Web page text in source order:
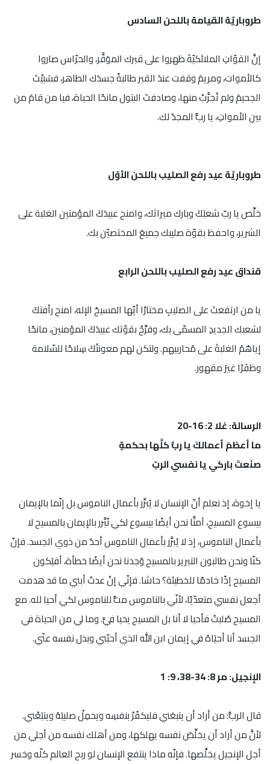
طروباريّة القيامة باللحن السادس
إنَّ القوّاتِ الملائكيّةَ ظهروا على قبرك الموَقَّر، والحرّاس صاروا
كالأموات، ومريمَ وقفت عندَ القبر طالبةً جسدَك الطاهر، فسَبيْتَ
الجحيمَ ولم تُجرَّبْ منها، وصادفتَ البتول مانحًا الحياة، فيا من قامَ من
بين الأمواتِ، يا ربُّ المجدُ لك.
طروباريّة عيد رفع الصليب باللحن الأوّل
خلِّص يا ربّ شعبَكَ وبارك ميراثك، وامنح عبيدَكَ المؤمنين الغلبة على
الشرير، واحفظ بقوّة صليبك جميعَ المختصيّن بك.
قنداق عيد رفع الصليب باللحن الرابع
يا من ارتفعتَ على الصليبِ مختارًا أيّها المسيحُ الإله، امنح رأفتكَ
لشعبك الجديدِ المسمّى بك، وفرِّحْ بقوّتك عبيدَكَ المؤمنين، مانحًا
إياهُمُ الغلبةَ على مُحاربيهم. ولتكن لهم معونتُكَ سِلاحًا للسّلامة
وظفَرًا غيرَ مقهور.
الرسالة: غلا 2: 16-20
ما أعظمَ أعمالكَ يا ربُّ كلَّها بحكمةٍ
صنَعتَ باركي يا نفسي الربّ
يا إخوة، إذ نعلم أنّ الإنسان لا يُبرَّر بأعمال الناموس بل إنّما بالإيمان
بيسوع المسيح، آمنَّا نحن أيضًا بيسوع لكي نُبَّرر بالإيمان بالمسيح لا
بأعمال الناموس، إذ لا يُبرَّر بأعمال الناموس أحدٌ من ذوي الجسد. فإنّ
كنّا ونحن طالبون التبرير بالمسيح وُجدنا نحن أيضًا خطأة، أفيَكون
المسيح إذًا خادمًا للخطيئة؟ حاشا. فإنّي إنْ عدتُ أبني ما قد هدمت
أجعل نفسي متعدّيًا، لأنّي بالناموس متُّ للناموس لكي أحيا لله. مع
المسيح صُلبتُ فأحيا لا أنا بل المسيح يحيا فيَّ. وما لي من الحياة في
الجسد أنا أحيَاهُ في إيمان ابن الله الذي أحبّني وبذل نفسه عنّي.
الإنجيل: مر 8: 34-38، 9: 1
قال الربُّ: من أراد أن يتبعَني فليكفُرْ بنفسِه ويحمِلْ صليبَهُ ويتبَعْني.
لأنَّ من أراد أن يخلِّصَ نفسه يهلكها، ومن أهلك نفسه من أجلي من
أجل الإنجيل يخلِّصها. فإنّه ماذا ينتفع الإنسان لو ربح العالم كلّه وخسر